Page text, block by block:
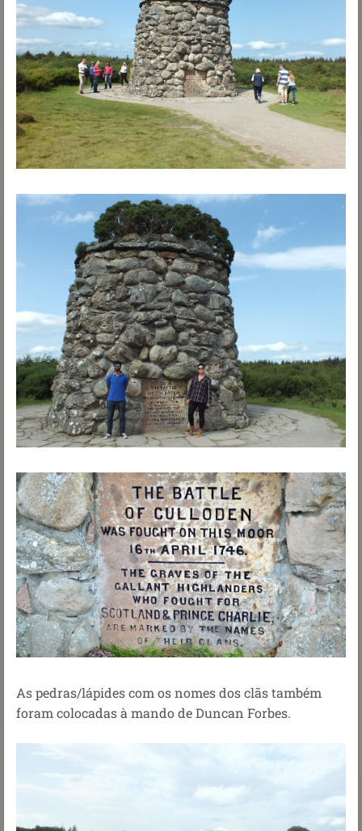
As pedras/lápides com os nomes dos clãs também
foram colocadas à mando de Duncan Forbes.